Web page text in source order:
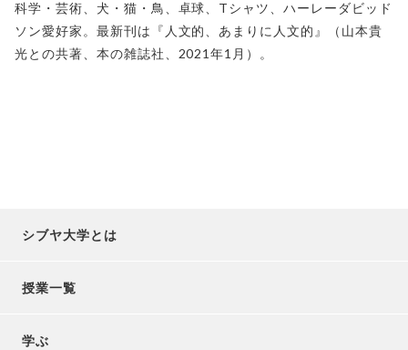
科学・芸術、犬・猫・鳥、卓球、Tシャツ、ハーレーダビッド
ソン愛好家。最新刊は『人文的、 あまりに人文的』（山本貴
光との共著、本の雑誌社、2021年1 月）。
シブヤ大学とは
授業一覧
学ぶ